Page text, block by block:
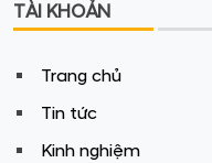
TÀI KHOẢN
Trang chủ
Tin tức
Kinh nghiệm